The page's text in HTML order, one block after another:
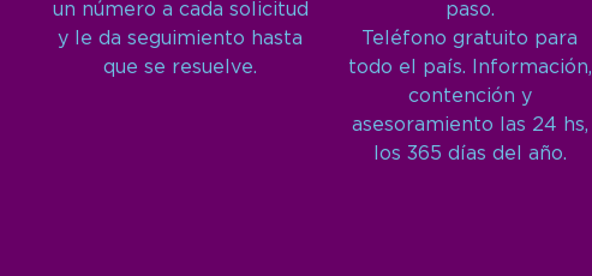
un número a cada solicitud
y le da seguimiento hasta
que se resuelve.
paso.
Teléfono gratuito para
todo el país. Información,
contención y
asesoramiento las 24 hs,
los 365 días del año.